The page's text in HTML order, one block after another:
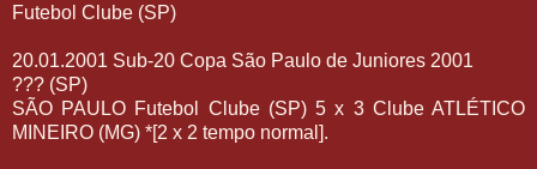
Futebol Clube (SP)
20.01.2001 Sub-20 Copa São Paulo de Juniores 2001
??? (SP)
SÃO PAULO Futebol Clube (SP) 5 x 3 Clube ATLÉTICO
MINEIRO (MG) *[2 x 2 tempo normal].